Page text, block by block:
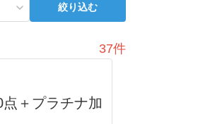
絞り込む
37件
＋プラチナ加